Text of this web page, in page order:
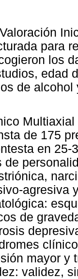
para
los
edad
de
de 175
en 25-
de
agresiva
de
mayor y
validez,